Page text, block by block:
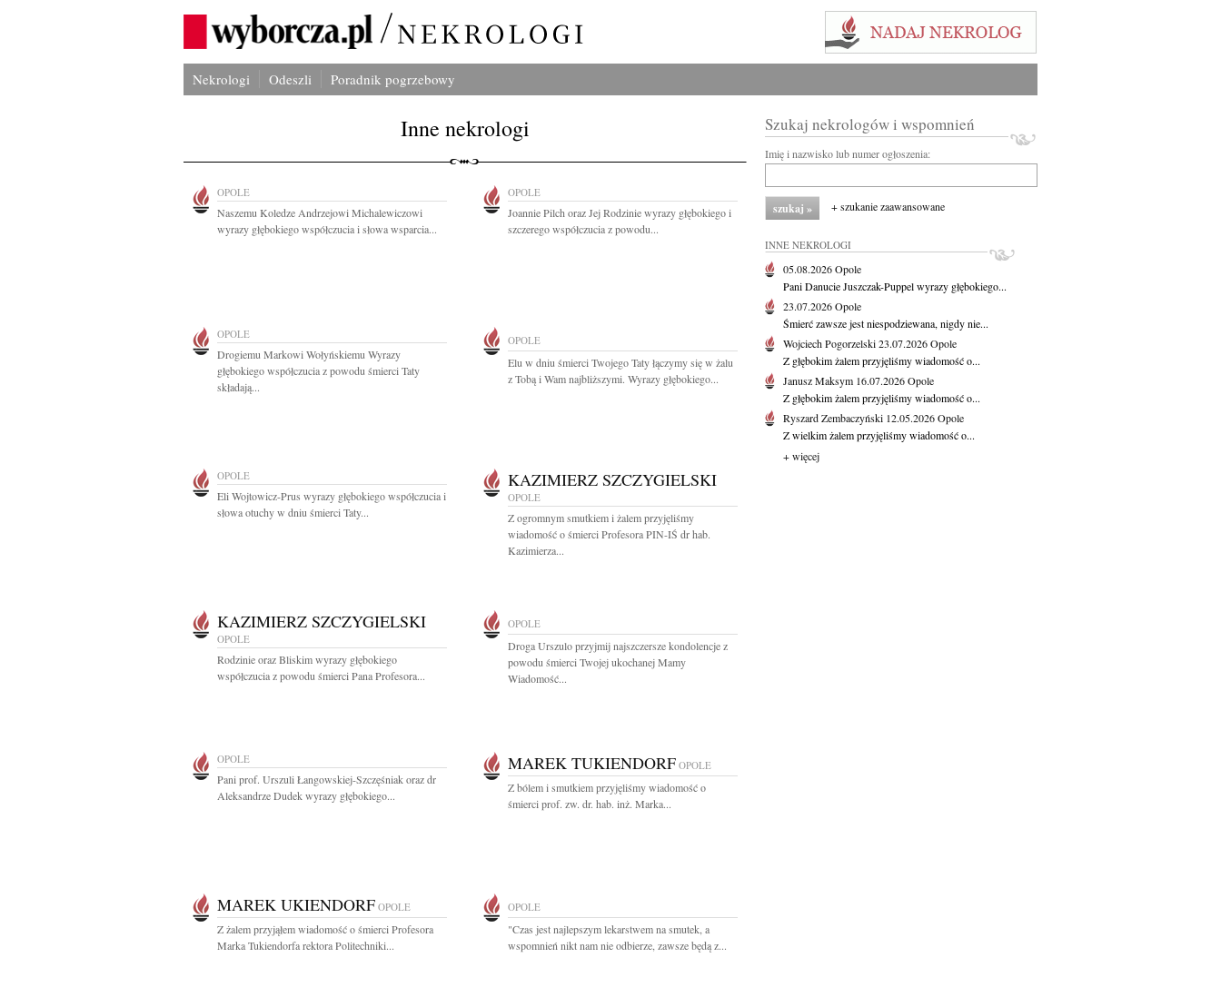
Nekrologi Odeszli Poradnik pogrzebowy
Inne nekrologi
OPOLE
Naszemu Koledze Andrzejowi Michalewiczowi
wyrazy głębokiego współczucia i słowa wsparcia...
OPOLE
Joannie Pilch oraz Jej Rodzinie wyrazy głębokiego i
szczerego współczucia z powodu...
OPOLE
Drogiemu Markowi Wołyńskiemu Wyrazy
głębokiego współczucia z powodu śmierci Taty
składają...
OPOLE
Elu w dniu śmierci Twojego Taty łączymy się w żalu
z Tobą i Wam najbliższymi. Wyrazy głębokiego...
OPOLE
Eli Wojtowicz-Prus wyrazy głębokiego współczucia i
słowa otuchy w dniu śmierci Taty...
KAZIMIERZ SZCZYGIELSKI
OPOLE
Z ogromnym smutkiem i żalem przyjęliśmy
wiadomość o śmierci Profesora PIN-IŚ dr hab.
Kazimierza...
KAZIMIERZ SZCZYGIELSKI
OPOLE
Rodzinie oraz Bliskim wyrazy głębokiego
współczucia z powodu śmierci Pana Profesora...
OPOLE
Droga Urszulo przyjmij najszczersze kondolencje z
powodu śmierci Twojej ukochanej Mamy
Wiadomość...
OPOLE
Pani prof. Urszuli Łangowskiej-Szczęśniak oraz dr
Aleksandrze Dudek wyrazy głębokiego...
MAREK TUKIENDORF OPOLE
Z bólem i smutkiem przyjęliśmy wiadomość o
śmierci prof. zw. dr. hab. inż. Marka...
MAREK UKIENDORF OPOLE
Z żalem przyjąłem wiadomość o śmierci Profesora
Marka Tukiendorfa rektora Politechniki...
OPOLE
"Czas jest najlepszym lekarstwem na smutek, a
wspomnień nikt nam nie odbierze, zawsze będą z...
Szukaj nekrologów i wspomnień
Imię i nazwisko lub numer ogłoszenia:
+ szukanie zaawansowane
INNE NEKROLOGI
05.08.2026Opole
Pani Danucie Juszczak-Puppel wyrazy głębokiego...
23.07.2026Opole
Śmierć zawsze jest niespodziewana, nigdy nie...
Wojciech Pogorzelski23.07.2026Opole
Z głębokim żalem przyjęliśmy wiadomość o...
Janusz Maksym 16.07.2026Opole
Z głębokim żalem przyjęliśmy wiadomość o...
Ryszard Zembaczyński 12.05.2026Opole
Z wielkim żalem przyjęliśmy wiadomość o...
+ więcej